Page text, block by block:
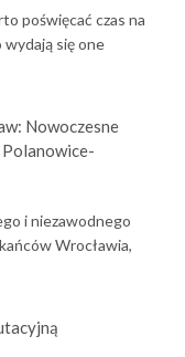
poświęcać czas na
się one
Nowoczesne
i niezawodnego
Wrocławia,